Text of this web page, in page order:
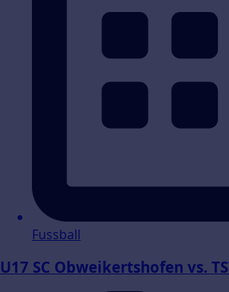
Fussball
U17 SC Obweikertshofen vs.